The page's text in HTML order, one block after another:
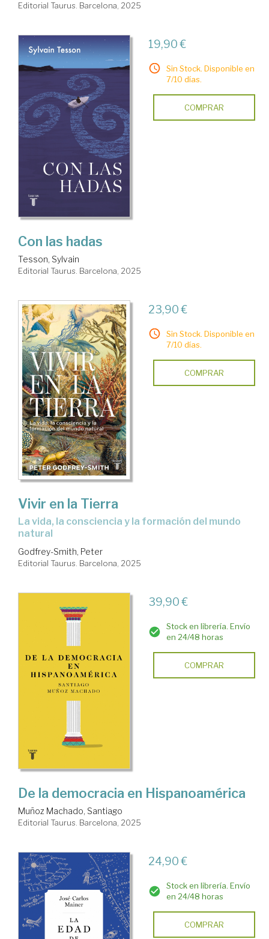
Editorial Taurus. Barcelona, 2025
19,90 €
Sin Stock. Disponible en
7/10 días.
COMPRAR
Con las hadas
Tesson, Sylvain
Editorial Taurus. Barcelona, 2025
23,90 €
Sin Stock. Disponible en
7/10 días.
COMPRAR
Vivir en la Tierra
La vida, la consciencia y la formación del mundo
natural
Godfrey-Smith, Peter
Editorial Taurus. Barcelona, 2025
39,90 €
Stock en librería. Envío
en 24/48 horas
COMPRAR
De la democracia en Hispanoamérica
Muñoz Machado, Santiago
Editorial Taurus. Barcelona, 2025
24,90 €
Stock en librería. Envío
en 24/48 horas
COMPRAR